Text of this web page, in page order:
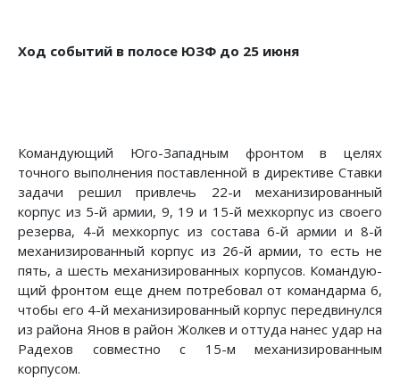
Ход событий в полосе ЮЗФ до 25 июня
Командующий Юго-Западным фронтом в целях
точного выполнения поставленной в директиве Ставки
задачи решил привлечь 22-и механизированный
корпус из 5-й армии, 9, 19 и 15-й мехкорпус из своего
резерва, 4-й мехкорпус из состава 6-й армии и 8-й
механизированный корпус из 26-й армии, то есть не
пять, а шесть механизированных корпусов. Командую­
щий фронтом еще днем потребовал от командарма 6,
чтобы его 4-й механизированный корпус передвинулся
из района Янов в район Жолкев и оттуда нанес удар на
Радехов совме­стно с 15-м механизированным
корпусом.